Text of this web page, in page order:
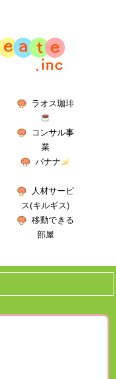
ラオス珈琲
コンサル事
業
バナナ
人材サービ
ス(キルギス)
移動できる
部屋